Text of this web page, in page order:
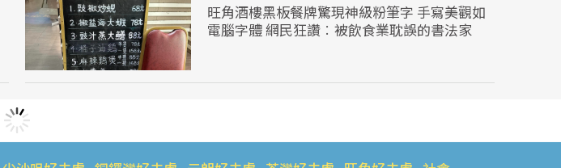
旺角酒樓黑板餐牌驚現神級粉筆字 手寫美觀如
電腦字體 網民狂讚︰被飲食業耽誤的書法家